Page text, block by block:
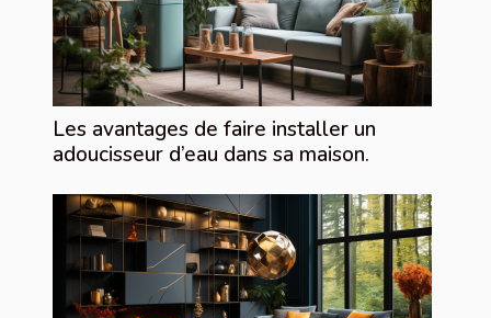
Les avantages de faire installer un
adoucisseur d’eau dans sa maison.